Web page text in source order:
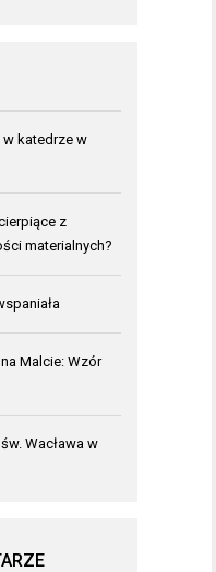
katedrze w
z
materialnych?
Malcie: Wzór
Wacława w